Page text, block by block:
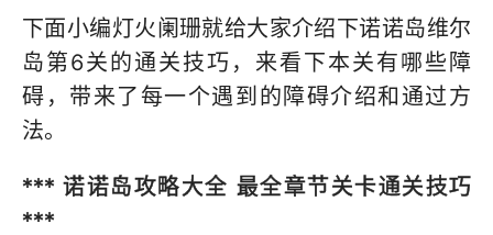
下面小编灯火阑珊就给大家介绍下诺诺岛维尔
岛第6关的通关技巧，来看下本关有哪些障
碍，带来了每一个遇到的障碍介绍和通过方
法。
***诺诺岛攻略大全 最全章节关卡通关技巧
***